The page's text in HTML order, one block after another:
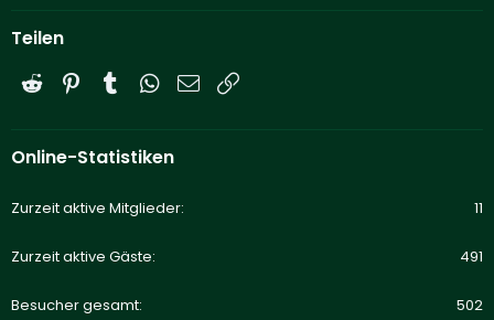
Teilen
Reddit PinterestTumblrWhatsApp
E-Mail
Online-Statistiken
Zurzeit aktive Mitglieder 11
Zurzeit aktive Gäste 491
Besucher gesamt 502